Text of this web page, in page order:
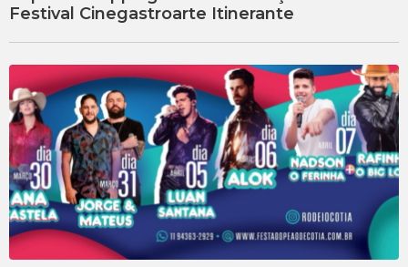
Festival Cinegastroarte Itinerante